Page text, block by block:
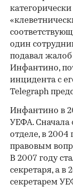
один
подавал
Инфантино,
инцидента с
Telegraph
Инфантино в
УЕФА. Сначала
отделе, в 2004
правовым
В 2007 году
секретаря, а
секретарем